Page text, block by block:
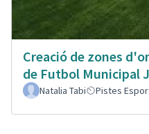
Creació de zones
de Futbol Municipal
Natalia Tabi Pistes